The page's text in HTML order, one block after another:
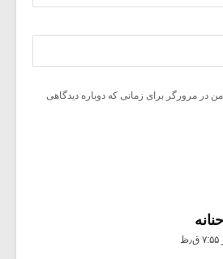
در مرورگر برای زمانی که دوباره دیدگاهی